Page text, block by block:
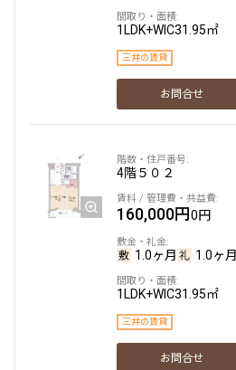
1LDK+WIC31.95㎡
三井の賃貸
お問合せ
4階５０２
160,000円0円
1.0ヶ月 1.0ヶ月
1LDK+WIC31.95㎡
三井の賃貸
お問合せ